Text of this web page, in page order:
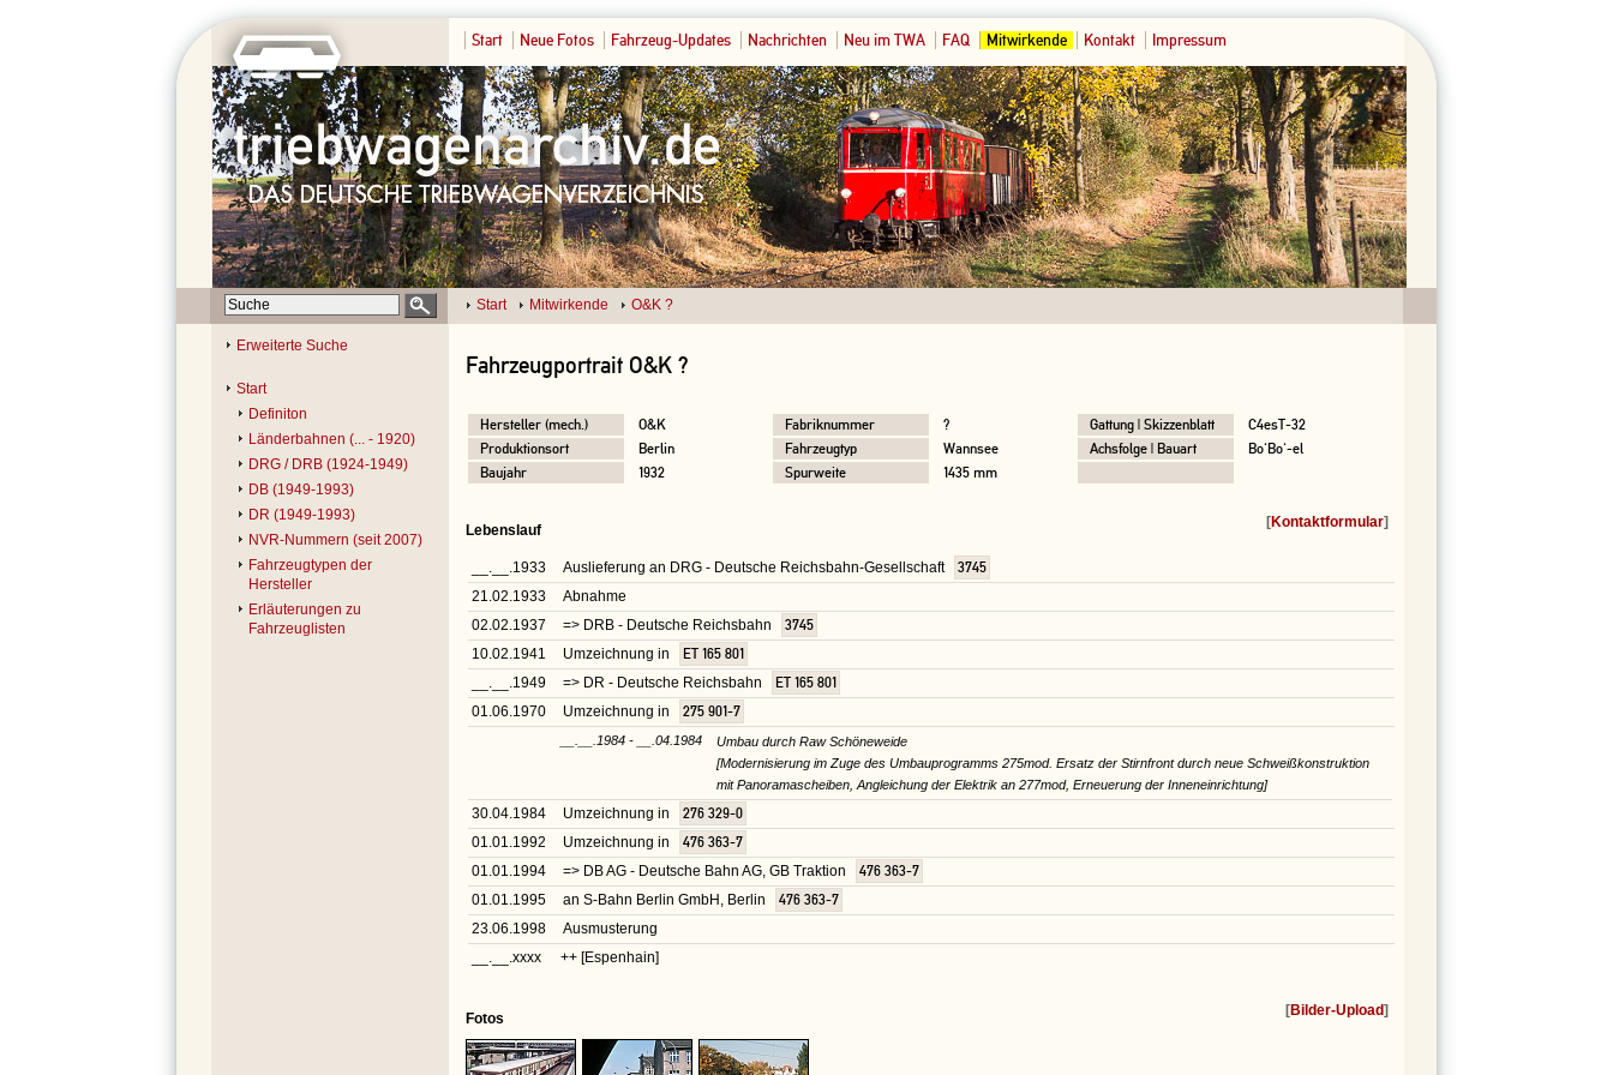
Start Neue Fotos Fahrzeug-Updates Nachrichten Neu im TWA FAQ Mitwirkende Kontakt Impressum
Start Mitwirkende O&K ?
Erweiterte Suche
Start
Definiton
Länderbahnen (... - 1920)
DRG / DRB (1924-1949)
DB (1949-1993)
DR (1949-1993)
NVR-Nummern (seit 2007)
Fahrzeugtypen der
Hersteller
Erläuterungen zu
Fahrzeuglisten
Fahrzeugportrait O&K ?
Hersteller (mech.) O&K Fabriknummer ? Gattung | Skizzenblatt
C4esT-32
Produktionsort
Berlin Fahrzeugtyp Wannsee Achsfolge | Bauart
Bo'Bo'-el
Baujahr
1932 Spurweite 1435 mm
Lebenslauf [Kontaktformular]
__.__.1933 Auslieferung an DRG - Deutsche Reichsbahn-Gesellschaft
3745
21.02.1933
Abnahme
02.02.1937
=> DRB - Deutsche Reichsbahn
3745
10.02.1941
Umzeichnung in
ET 165 801
__.__.1949
=> DR - Deutsche Reichsbahn
ET 165 801
01.06.1970
Umzeichnung in 275 901-7
__.__.1984 - __.04.1984
Umbau durch Raw Schöneweide
[Modernisierung im Zuge des Umbauprogramms 275mod. Ersatz der Stirnfront durch neue Schweißkonstruktion
mit Panoramascheiben, Angleichung der Elektrik an 277mod, Erneuerung der Inneneinrichtung]
30.04.1984 Umzeichnung in
276 329-0
01.01.1992
Umzeichnung in
476 363-7
01.01.1994
=> DB AG - Deutsche Bahn AG, GB Traktion
476 363-7
01.01.1995
an S-Bahn Berlin GmbH, Berlin
476 363-7
23.06.1998
Ausmusterung
__.__.xxxx
++ [Espenhain]
Fotos [Bilder-Upload]